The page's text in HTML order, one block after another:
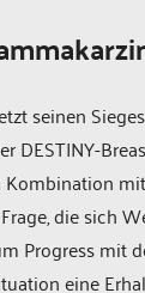
seinen
DESTINY-
die sich
Progress mit
eine